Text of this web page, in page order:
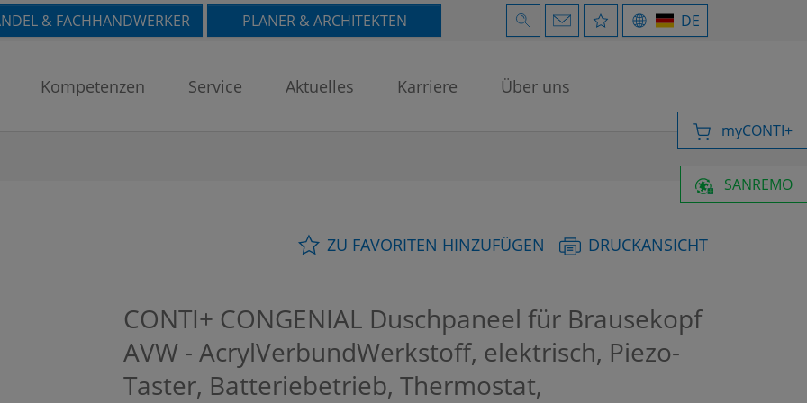
& FACHHANDWERKER PLANER & ARCHITEKTEN DE
Kompetenzen Service Aktuelles Karriere Über uns
SANREMO
myCONTI+
ZU FAVORITEN HINZUFÜGEN DRUCKANSICHT
CONTI+ CONGENIAL Duschpaneel für Brausekopf
AVW - AcrylVerbundWerkstoff, elektrisch, Piezo-
Taster, Batteriebetrieb, Thermostat,